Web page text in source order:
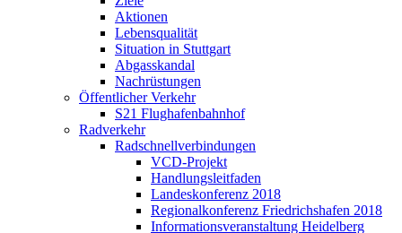
Aktionen
Lebensqualität
Situation in Stuttgart
Abgasskandal
Nachrüstungen
Öffentlicher Verkehr
S21 Flughafenbahnhof
Radverkehr
Radschnellverbindungen
VCD-Projekt
Handlungsleitfaden
Landeskonferenz 2018
Regionalkonferenz Friedrichshafen 2018
Informationsveranstaltung Heidelberg